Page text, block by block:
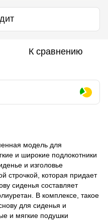
К сравнению
модель для
и широкие подлокотники
и изголовье
строчкой, которая придает
сиденья составляет
В комплексе, такое
для сиденья и
и мягкие подушки